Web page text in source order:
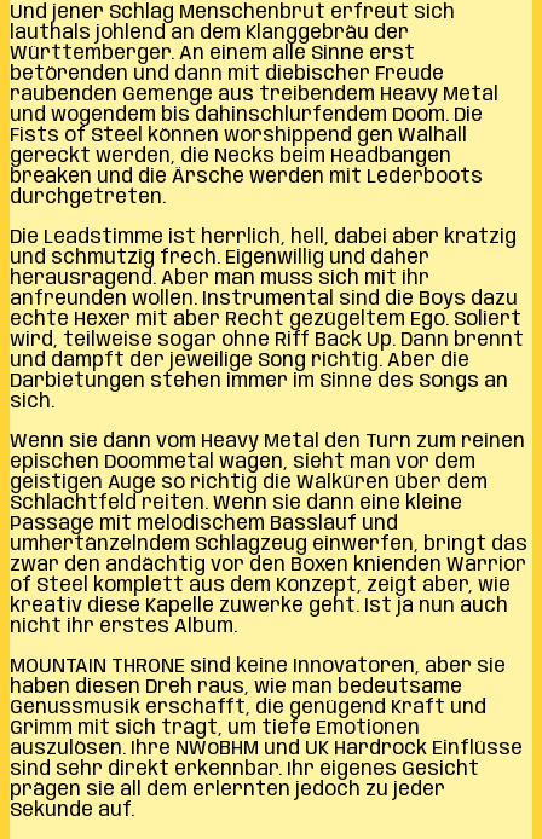
Und jener Schlag Menschenbrut erfreut sich
lauthals johlend an dem Klanggebräu der
Württemberger. An einem alle Sinne erst
betörenden und dann mit diebischer Freude
raubenden Gemenge aus treibendem Heavy Metal
und wogendem bis dahinschlurfendem Doom. Die
Fists of Steel können worshippend gen Walhall
gereckt werden, die Necks beim Headbangen
breaken und die Ärsche werden mit Lederboots
durchgetreten.
Die Leadstimme ist herrlich, hell, dabei aber kratzig
und schmutzig frech. Eigenwillig und daher
herausragend. Aber man muss sich mit ihr
anfreunden wollen. Instrumental sind die Boys dazu
echte Hexer mit aber Recht gezügeltem Ego. Soliert
wird, teilweise sogar ohne Riff Back Up. Dann brennt
und dampft der jeweilige Song richtig. Aber die
Darbietungen stehen immer im Sinne des Songs an
sich.
Wenn sie dann vom Heavy Metal den Turn zum reinen
epischen Doommetal wagen, sieht man vor dem
geistigen Auge so richtig die Walküren über dem
Schlachtfeld reiten. Wenn sie dann eine kleine
Passage mit melodischem Basslauf und
umhertänzelndem Schlagzeug einwerfen, bringt das
zwar den andächtig vor den Boxen knienden Warrior
of Steel komplett aus dem Konzept, zeigt aber, wie
kreativ diese Kapelle zuwerke geht. Ist ja nun auch
nicht ihr erstes Album.
MOUNTAIN THRONE sind keine Innovatoren, aber sie
haben diesen Dreh raus, wie man bedeutsame
Genussmusik erschafft, die genügend Kraft und
Grimm mit sich trägt, um tiefe Emotionen
auszulösen. Ihre NWoBHM und UK Hardrock Einflüsse
sind sehr direkt erkennbar. Ihr eigenes Gesicht
prägen sie all dem erlernten jedoch zu jeder
Sekunde auf.